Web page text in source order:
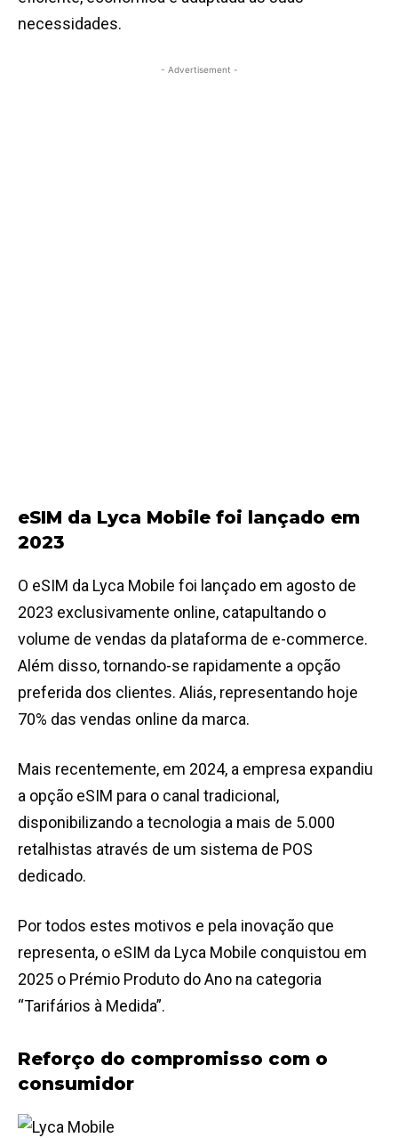
necessidades.
- Advertisement -
eSIM da Lyca Mobile foi lançado em
2023
O eSIM da Lyca Mobile foi lançado em agosto de
2023 exclusivamente online, catapultando o
volume de vendas da plataforma de e-commerce.
Além disso, tornando-se rapidamente a opção
preferida dos clientes. Aliás, representando hoje
70% das vendas online da marca.
Mais recentemente, em 2024, a empresa expandiu
a opção eSIM para o canal tradicional,
disponibilizando a tecnologia a mais de 5.000
retalhistas através de um sistema de POS
dedicado.
Por todos estes motivos e pela inovação que
representa, o eSIM da Lyca Mobile conquistou em
2025 o Prémio Produto do Ano na categoria
“Tarifários à Medida”.
Reforço do compromisso com o
consumidor